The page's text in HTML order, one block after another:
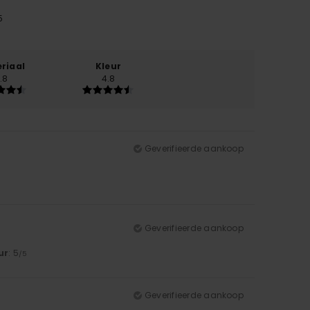
Kleur
4.8
Geverifieerde aankoop
Geverifieerde aankoop
: 5/5
Geverifieerde aankoop